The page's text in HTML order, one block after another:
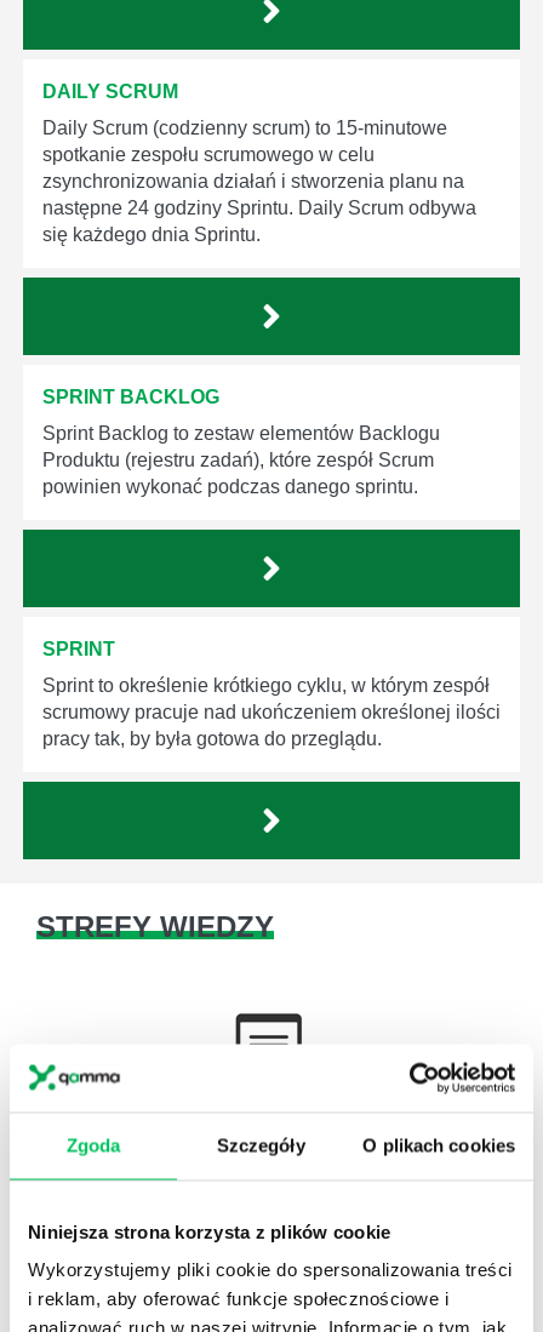
Zgoda Szczegóły O plikach cookies
Niniejsza strona korzysta z plików cookie
Wykorzystujemy pliki cookie do spersonalizowania treści
i reklam, aby oferować funkcje społecznościowe i
analizować ruch w naszej witrynie. Informacje o tym, jak
DAILY SCRUM
Daily Scrum (codzienny scrum) to 15-minutowe
spotkanie zespołu scrumowego w celu
zsynchronizowania działań i stworzenia planu na
następne 24 godziny Sprintu. Daily Scrum odbywa
się każdego dnia Sprintu.
SPRINT BACKLOG
Sprint Backlog to zestaw elementów Backlogu
Produktu (rejestru zadań), które zespół Scrum
powinien wykonać podczas danego sprintu.
SPRINT
Sprint to określenie krótkiego cyklu, w którym zespół
scrumowy pracuje nad ukończeniem określonej ilości
pracy tak, by była gotowa do przeglądu.
STREFY WIEDZY